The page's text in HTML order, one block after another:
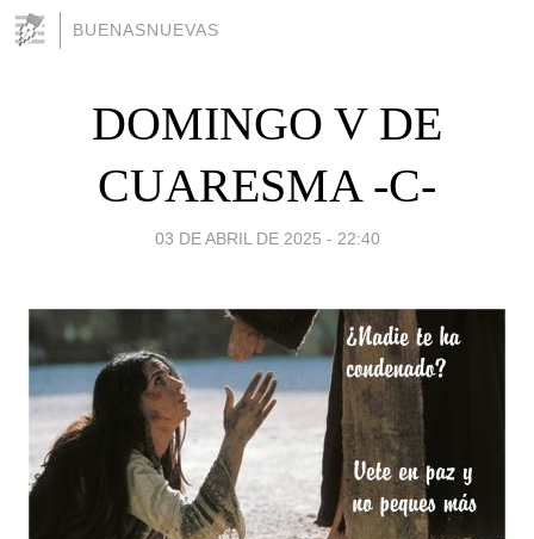
BUENASNUEVAS
DOMINGO V DE
CUARESMA -C-
03 DE ABRIL DE 2025 - 22:40